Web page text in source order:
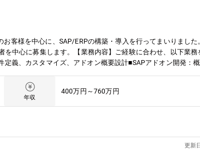
客様を中心に、SAP/ERPの構築・導入を行ってまいりました
中心に募集します。【業務内容】ご経験に合わせ、以下業務
義、カスタマイズ、アドオン概要設計■SAPアドオン開発：
年収
400万円～760万円
更新